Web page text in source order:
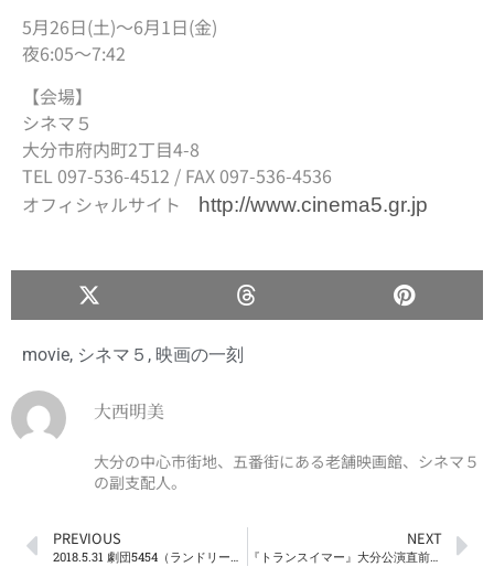
5月26日(土)〜6月1日(金)
夜6:05〜7:42
【会場】
シネマ５
大分市府内町2丁目4-8
TEL 097-536-4512 / FAX 097-536-4536
オフィシャルサイト
http://www.cinema5.gr.jp
movie, シネマ５ , 映画の一刻
大西明美
大分の中心市街地、五番街にある老舗映画館、シネマ５
の副支配人。
PREVIOUS
2018.5.31 劇団5454（ランドリー）第12回公演『トランスイマー』- 眠りに棲みつく研究者 – ＠J:COM ホルトホール大分 小ホール
NEXT
『トランスイマー』大分公演直前！劇団5454(ランドリー) 作・演出 春陽漁介インタビュー！！